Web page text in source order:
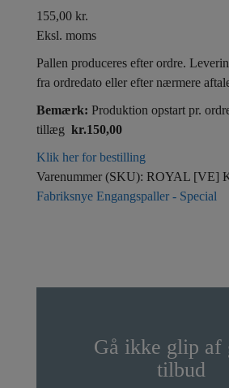
155,00 kr.
Eksl. moms
Pallen produceres efter ordre.
fra ordredato eller efter nærmere
Bemærk: Produktion opstart pr.
tillæg kr.150,00
Klik her for bestilling
Varenummer (SKU): ROYAL [VE]
Fabriksnye Engangspaller - Special
Gå ikke glip af
tilbud